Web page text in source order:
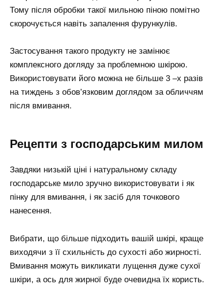
Тому після обробки такої мильною піною помітно
скорочується навіть запалення фурункулів.
Застосування такого продукту не замінює
комплексного догляду за проблемною шкірою.
Використовувати його можна не більше 3 –х разів
на тиждень з обов’язковим доглядом за обличчям
після вмивання.
Рецепти з господарським милом
Завдяки низькій ціні і натуральному складу
господарське мило зручно використовувати і як
пінку для вмивання, і як засіб для точкового
нанесення.
Вибрати, що більше підходить вашій шкірі, краще
виходячи з її схильність до сухості або жирності.
Вмивання можуть викликати лущення дуже сухої
шкіри, а ось для жирної буде очевидна їх користь.